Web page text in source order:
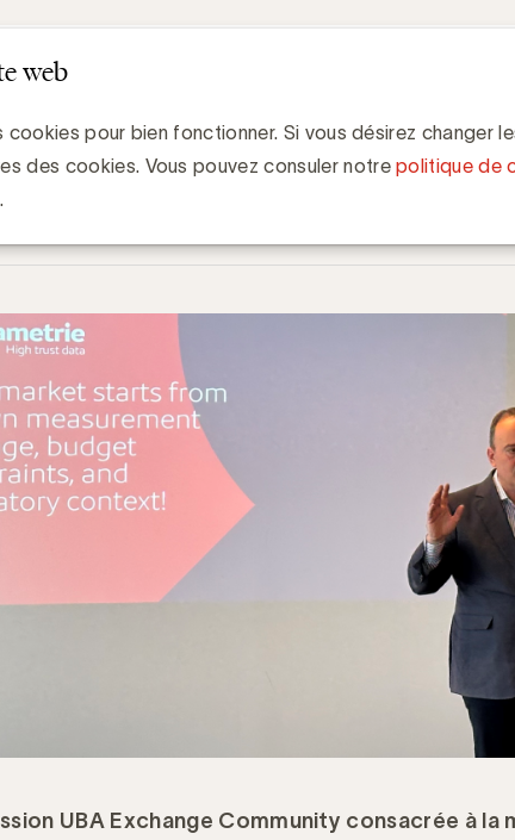
web
pour bien fonctionner. Si vous désirez changer
des cookies. Vous pouvez consuler notrepolitique de
véritable mesure cross-média reste-t-elle
Media & Agencies
UBA Exchange Community consacrée à la